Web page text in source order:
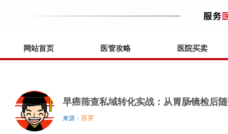
网站首页 医管攻略 医院买卖
早癌筛查私域转化实战：从胃肠镜检后
来源： 苏芽